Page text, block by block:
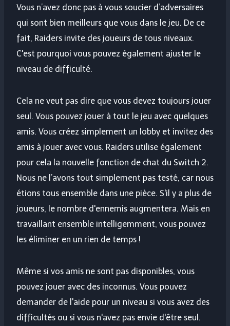
Vous n’avez donc pas à vous soucier d’adversaires
qui sont bien meilleurs que vous dans le jeu. De ce
fait, Raiders invite des joueurs de tous niveaux.
C'est pourquoi vous pouvez également ajuster le
niveau de difficulté.
Cela ne veut pas dire que vous devez toujours jouer
seul. Vous pouvez jouer à tout le jeu avec quelques
amis. Vous créez simplement un lobby et invitez des
amis à jouer avec vous. Raiders utilise également
pour cela la nouvelle fonction de chat du Switch 2.
Nous ne l’avons tout simplement pas testé, car nous
étions tous ensemble dans une pièce. S'il y a plus de
joueurs, le nombre d'ennemis augmentera. Mais en
travaillant ensemble intelligemment, vous pouvez
les éliminer en un rien de temps !
Même si vos amis ne sont pas disponibles, vous
pouvez jouer avec des inconnus. Vous pouvez
demander de l'aide pour un niveau si vous avez des
difficultés ou si vous n'avez pas envie d'être seul.